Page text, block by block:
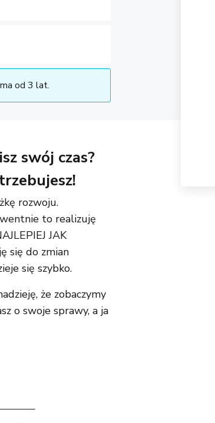
od 3 lat.
swój czas?
rozwoju.
to realizuję
JAK
się do zmian
się szybko.
że zobaczymy
o swoje sprawy, a ja